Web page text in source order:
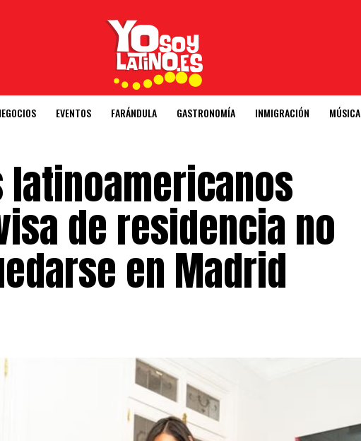
EVENTOS FARÁNDULA GASTRONOMÍA INMIGRACIÓN MÚSICA
latinoamericanos
de residencia no
en Madrid